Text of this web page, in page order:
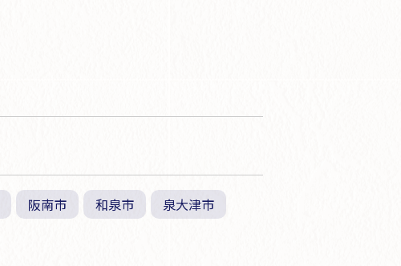
阪南市 和泉市
泉大津市